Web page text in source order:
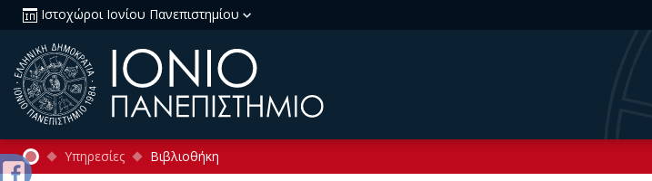
Ιστοχώροι Ιονίου Πανεπιστημίου
Υπηρεσίες Βιβλιοθήκη